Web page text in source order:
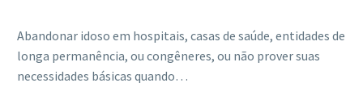
Abandonar idoso em hospitais, casas de saúde, entidades de
longa permanência, ou congêneres, ou não prover suas
necessidades básicas quando…